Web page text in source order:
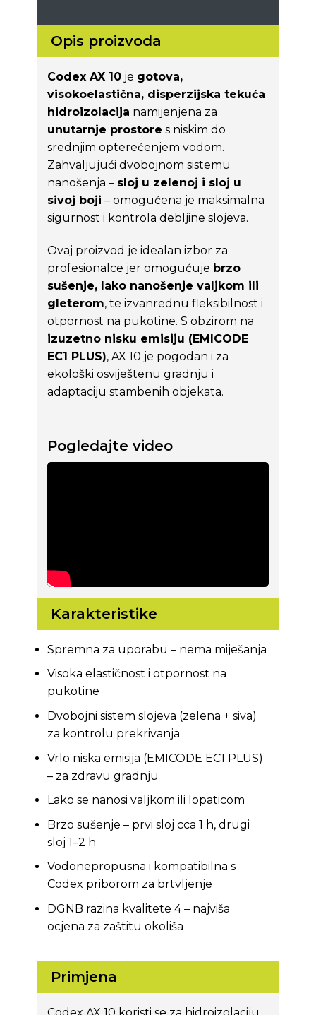
Opis proizvoda
Codex AX 10je gotova,
visokoelastična, disperzijska tekuća
hidroizolacija namijenjena za
unutarnje prostore s niskim do
srednjim opterećenjem vodom.
Zahvaljujući dvobojnom sistemu
nanošenja – sloj u zelenoj i sloj u
sivoj boji – omogućena je maksimalna
sigurnost i kontrola debljine slojeva.
Ovaj proizvod je idealan izbor za
profesionalce jer omogućuje brzo
sušenje, lako nanošenje valjkom ili
gleterom, te izvanrednu fleksibilnost i
otpornost na pukotine. S obzirom na
izuzetno nisku emisiju (EMICODE
EC1 PLUS), AX 10 je pogodan i za
ekološki osviještenu gradnju i
adaptaciju stambenih objekata.
Pogledajte video
Karakteristike
Spremna za uporabu – nema miješanja
Visoka elastičnost i otpornost na
pukotine
Dvobojni sistem slojeva (zelena + siva)
za kontrolu prekrivanja
Vrlo niska emisija (EMICODE EC1 PLUS)
– za zdravu gradnju
Lako se nanosi valjkom ili lopaticom
Brzo sušenje – prvi sloj cca 1 h, drugi
sloj 1–2 h
Vodonepropusna i kompatibilna s
Codex priborom za brtvljenje
DGNB razina kvalitete 4 – najviša
ocjena za zaštitu okoliša
Primjena